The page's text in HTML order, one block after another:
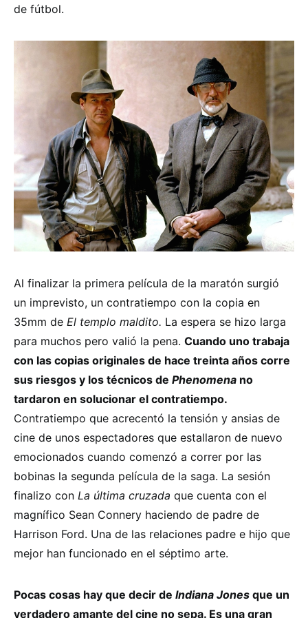
de fútbol.
Al finalizar la primera película de la maratón surgió
un imprevisto, un contratiempo con la copia en
35mm de El templo maldito. La espera se hizo larga
para muchos pero valió la pena. Cuando uno trabaja
con las copias originales de hace treinta años corre
sus riesgos y los técnicos de Phenomena no
tardaron en solucionar el contratiempo.
Contratiempo que acrecentó la tensión y ansias de
cine de unos espectadores que estallaron de nuevo
emocionados cuando comenzó a correr por las
bobinas la segunda película de la saga. La sesión
finalizo con La última cruzada que cuenta con el
magnífico Sean Connery haciendo de padre de
Harrison Ford. Una de las relaciones padre e hijo que
mejor han funcionado en el séptimo arte.
Pocas cosas hay que decir de Indiana Jones que un
verdadero amante del cine no sepa. Es una gran